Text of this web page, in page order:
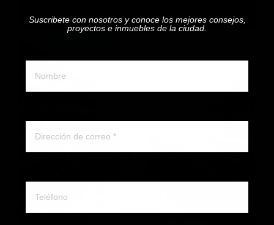
Suscribete con nosotros y conoce los mejores consejos,
proyectos e inmuebles de la ciudad.